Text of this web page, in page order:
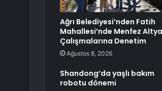
Ağrı Belediyesi’nden Fatih
Mahallesi’nde Menfez
Çalışmalarına Denetim
Ağustos 8, 2026
Shandong’da yaşlı bakım
robotu dönemi